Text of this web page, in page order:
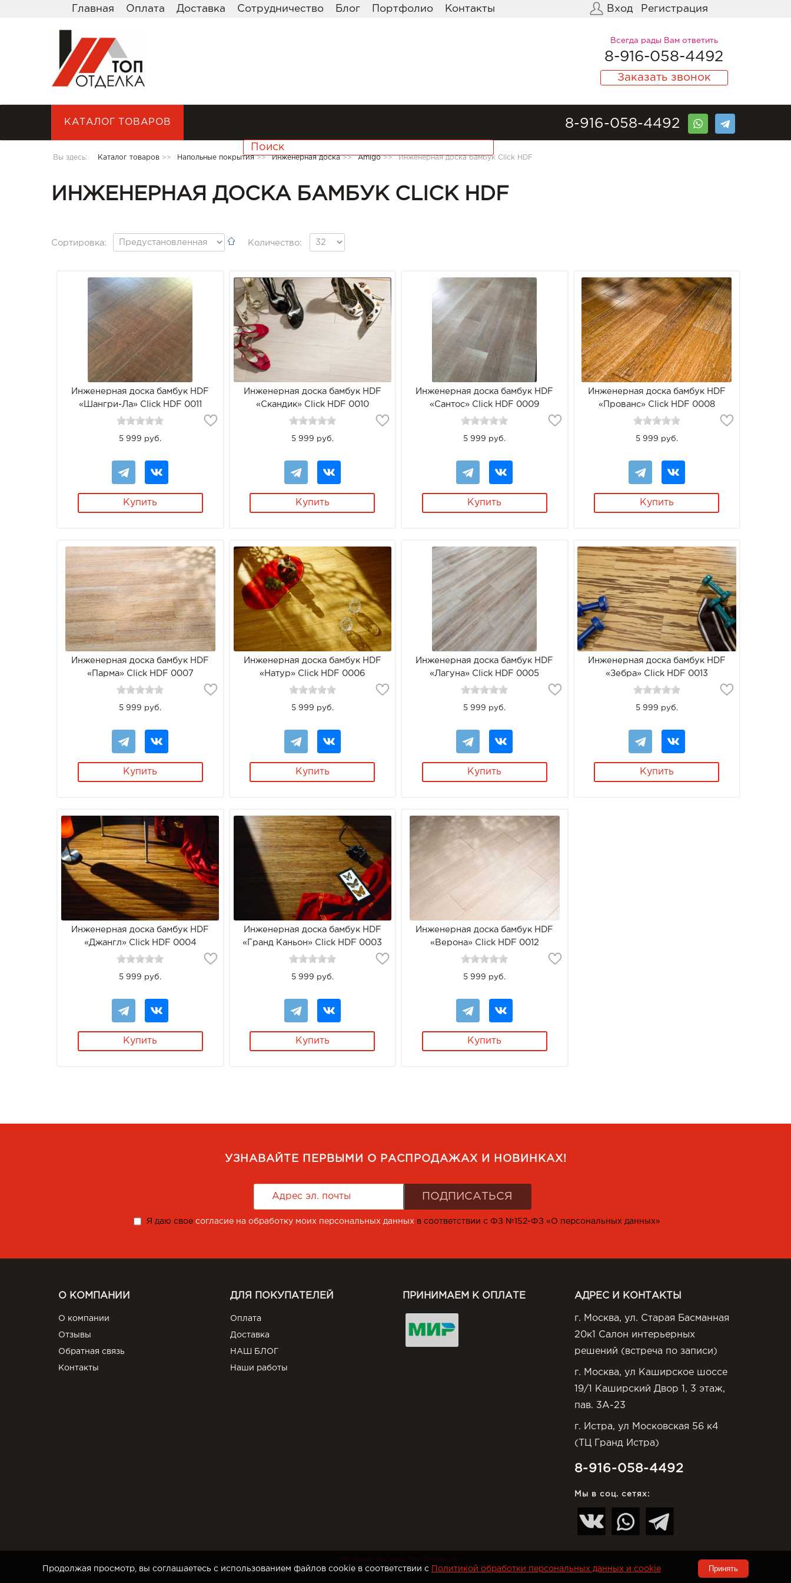
Главная Оплата Доставка Сотрудничество Блог Портфолио Контакты Вход Регистрация
Всегда рады Вам ответить
8-916-058-4492
Заказать звонок
КАТАЛОГ ТОВАРОВ 8-916-058-4492
Вы здесь: Каталог товаров >> Напольные покрытия >> Инженерная доска >> Amigo >> Инженерная доска бамбук Click HDF
ИНЖЕНЕРНАЯ ДОСКА БАМБУК CLICK HDF
Сортировка: Количество:
Инженерная доска бамбук HDF
«Шангри-Ла» Click HDF 0011
5 999 руб.
Купить
Инженерная доска бамбук HDF
«Скандик» Click HDF 0010
5 999 руб.
Купить
Инженерная доска бамбук HDF
«Сантос» Click HDF 0009
5 999 руб.
Купить
Инженерная доска бамбук HDF
«Прованс» Click HDF 0008
5 999 руб.
Купить
Инженерная доска бамбук HDF
«Парма» Click HDF 0007
5 999 руб.
Купить
Инженерная доска бамбук HDF
«Натур» Click HDF 0006
5 999 руб.
Купить
Инженерная доска бамбук HDF
«Лагуна» Click HDF 0005
5 999 руб.
Купить
Инженерная доска бамбук HDF
«Зебра» Click HDF 0013
5 999 руб.
Купить
Инженерная доска бамбук HDF
«Джангл» Click HDF 0004
5 999 руб.
Купить
Инженерная доска бамбук HDF
«Гранд Каньон» Click HDF 0003
5 999 руб.
Купить
Инженерная доска бамбук HDF
«Верона» Click HDF 0012
5 999 руб.
Купить
УЗНАВАЙТЕ ПЕРВЫМИ О РАСПРОДАЖАХ И НОВИНКАХ!
Я даю свое согласие на обработку моих персональных данных в соответствии с ФЗ №152-ФЗ «О персональных данных»
О КОМПАНИИ
О компании
Отзывы
Обратная связь
Контакты
ДЛЯ ПОКУПАТЕЛЕЙ
Оплата
Доставка
НАШ БЛОГ
Наши работы
ПРИНИМАЕМ К ОПЛАТЕ АДРЕС И КОНТАКТЫ
г. Москва, ул. Старая Басманная
20к1 Салон интерьерных
решений (встреча по записи)
г. Москва, ул Каширское шоссе
19/1 Каширский Двор 1, 3 этаж,
пав. 3А-23
г. Истра, ул Московская 56 к4
(ТЦ Гранд Истра)
8-916-058-4492
Мы в соц. сетях:
© Интернет-магазин Top-Otdelka.ru
Продолжая просмотр, вы соглашаетесь с использованием файлов cookie в соответствии с Политикой обработки персональных данных и cookie Принять